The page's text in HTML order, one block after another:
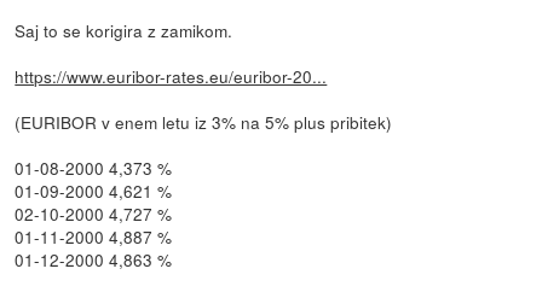
Saj to se korigira z zamikom.
https://www.euribor-rates.eu/euribor-20...
(EURIBOR v enem letu iz 3% na 5% plus pribitek)
01-08-2000 4,373 %
01-09-2000 4,621 %
02-10-2000 4,727 %
01-11-2000 4,887 %
01-12-2000 4,863 %